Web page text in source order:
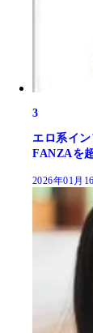
3
エロ系イ
FANZAを
2026年01月